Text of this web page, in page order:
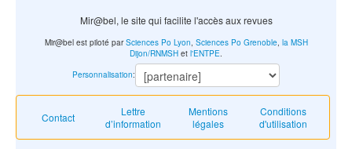
Mir@bel, le site qui facilite l'accès aux revues
Contact
Lettre
d’information
Mentions
légales
Conditions
d'utilisation
Mir@bel est piloté parSciences Po Lyon, Sciences Po Grenoble, la MSH
Dijon/RNMSH et l'ENTPE.
Personnalisation: